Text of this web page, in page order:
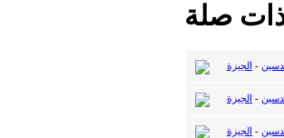
صلة
- الجيزة
- الجيزة
- الجيزة